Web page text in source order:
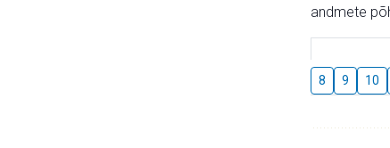
andmete
8 9 10